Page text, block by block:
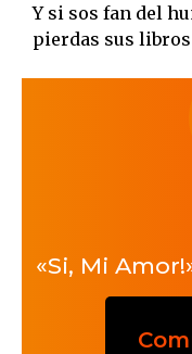
Y si sos fan del
pierdas sus
«Si, Mi